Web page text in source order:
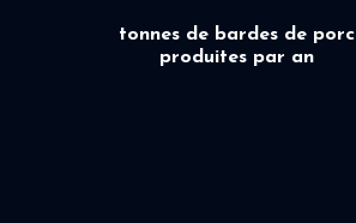
tonnes de bardes de porc
produites par an